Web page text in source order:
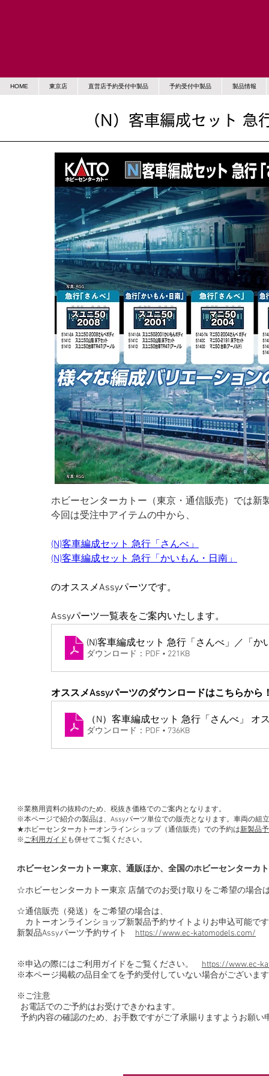
HOME 東京店 直営店予約受付中製品 予約受付中製品 製品情報
（N）客車編成セット
ホビーセンターカトー（東京・通信販売）では新
今回は受注中アイテムの中から、
(N)客車編成セット 急行「さんべ」
(N)客車編成セット 急行「かいもん・日南」
のオススメAssyパーツです。
Assyパーツ一覧表をご案内いたします。
(N)客車編成セット 急行「さんべ」／「か
ダウンロード：PDF • 221KB
オススメAssyパーツのダウンロードはこちらから
（N）客車編
ダウンロード：PDF • 736KB
※業務用資料の抜粋のため、税抜き価格でのご案内となります。
※本ページで紹介の製品は、Assyパーツ単位での販売となります。車両の組
★ホビーセンターカトーオンラインショップ（通信販売）での予約は新製品
※ご利用ガイド も併せてご覧ください。
ホビーセンターカトー東京、通販ほか、全国のホビーセンターカ
☆ホビーセンターカトー東京 店舗でのお受け取りをご希望の場合
☆通信販売（発送）をご希望の場合は、
カトーオンラインショップ新製品予約サイトよりお申込可能で
新製品Assyパーツ予約サイト https://www.ec-katomodels.com/
※申込の際にはご利用ガイドをご覧ください。 https://www.ec-
※本ページ掲載の品目全てを予約受付していない場合がございま
※ご注意
お電話でのご予約はお受けできかねます。
予約内容の確認のため、お手数ですがご了承賜りますようお願い